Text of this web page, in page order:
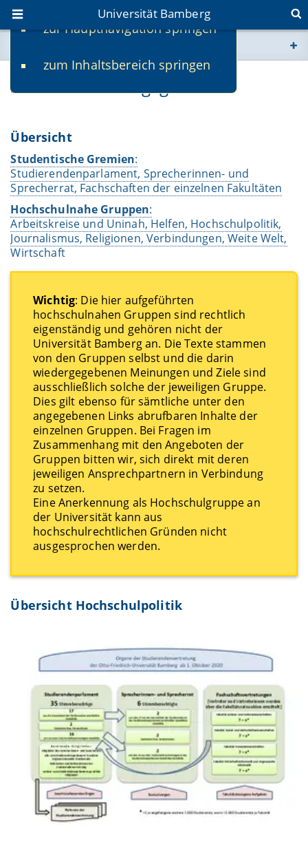
zur Hauptnavigation springen
zum Inhaltsbereich springen
Universität Bamberg
www.uni-bamberg.de
Studentisches Engagement
Übersicht
Studentische Gremien:
Studierendenparlament, Sprecherinnen- und
Sprecherrat, Fachschaften der einzelnen Fakultäten
Hochschulnahe Gruppen:
Arbeitskreise und Uninah, Helfen, Hochschulpolitik,
Journalismus, Religionen, Verbindungen, Weite Welt,
Wirtschaft
Wichtig: Die hier aufgeführten
hochschulnahen Gruppen sind rechtlich
eigenständig und gehören nicht der
Universität Bamberg an. Die Texte stammen
von den Gruppen selbst und die darin
wiedergegebenen Meinungen und Ziele sind
ausschließlich solche der jeweiligen Gruppe.
Dies gilt ebenso für sämtliche unter den
angegebenen Links abrufbaren Inhalte der
einzelnen Gruppen. Bei Fragen im
Zusammenhang mit den Angeboten der
Gruppen bitten wir, sich direkt mit deren
jeweiligen Ansprechpartnern in Verbindung
zu setzen.
Eine Anerkennung als Hochschulgruppe an
der Universität kann aus
hochschulrechtlichen Gründen nicht
ausgesprochen werden.
Übersicht Hochschulpolitik